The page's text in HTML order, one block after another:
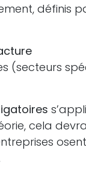
définis
(secteurs
cela